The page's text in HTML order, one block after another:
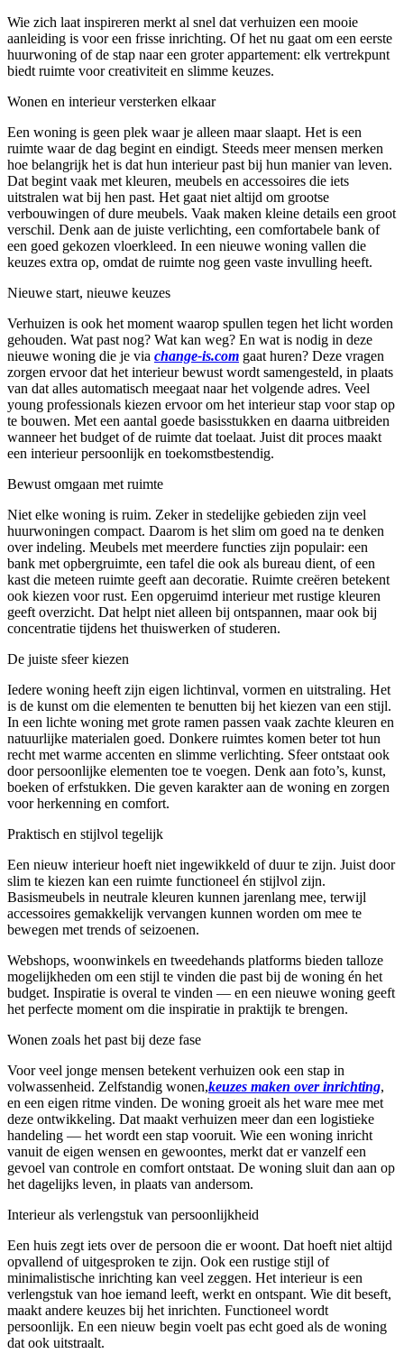
Wie zich laat inspireren merkt al snel dat verhuizen een mooie
aanleiding is voor een frisse inrichting. Of het nu gaat om een eerste
huurwoning of de stap naar een groter appartement: elk vertrekpunt
biedt ruimte voor creativiteit en slimme keuzes.
Wonen en interieur versterken elkaar
Een woning is geen plek waar je alleen maar slaapt. Het is een
ruimte waar de dag begint en eindigt. Steeds meer mensen merken
hoe belangrijk het is dat hun interieur past bij hun manier van leven.
Dat begint vaak met kleuren, meubels en accessoires die iets
uitstralen wat bij hen past. Het gaat niet altijd om grootse
verbouwingen of dure meubels. Vaak maken kleine details een groot
verschil. Denk aan de juiste verlichting, een comfortabele bank of
een goed gekozen vloerkleed. In een nieuwe woning vallen die
keuzes extra op, omdat de ruimte nog geen vaste invulling heeft.
Nieuwe start, nieuwe keuzes
Verhuizen is ook het moment waarop spullen tegen het licht worden
gehouden. Wat past nog? Wat kan weg? En wat is nodig in deze
nieuwe woning die je via change-is.com gaat huren? Deze vragen
zorgen ervoor dat het interieur bewust wordt samengesteld, in plaats
van dat alles automatisch meegaat naar het volgende adres. Veel
young professionals kiezen ervoor om het interieur stap voor stap op
te bouwen. Met een aantal goede basisstukken en daarna uitbreiden
wanneer het budget of de ruimte dat toelaat. Juist dit proces maakt
een interieur persoonlijk en toekomstbestendig.
Bewust omgaan met ruimte
Niet elke woning is ruim. Zeker in stedelijke gebieden zijn veel
huurwoningen compact. Daarom is het slim om goed na te denken
over indeling. Meubels met meerdere functies zijn populair: een
bank met opbergruimte, een tafel die ook als bureau dient, of een
kast die meteen ruimte geeft aan decoratie. Ruimte creëren betekent
ook kiezen voor rust. Een opgeruimd interieur met rustige kleuren
geeft overzicht. Dat helpt niet alleen bij ontspannen, maar ook bij
concentratie tijdens het thuiswerken of studeren.
De juiste sfeer kiezen
Iedere woning heeft zijn eigen lichtinval, vormen en uitstraling. Het
is de kunst om die elementen te benutten bij het kiezen van een stijl.
In een lichte woning met grote ramen passen vaak zachte kleuren en
natuurlijke materialen goed. Donkere ruimtes komen beter tot hun
recht met warme accenten en slimme verlichting. Sfeer ontstaat ook
door persoonlijke elementen toe te voegen. Denk aan foto’s, kunst,
boeken of erfstukken. Die geven karakter aan de woning en zorgen
voor herkenning en comfort.
Praktisch en stijlvol tegelijk
Een nieuw interieur hoeft niet ingewikkeld of duur te zijn. Juist door
slim te kiezen kan een ruimte functioneel én stijlvol zijn.
Basismeubels in neutrale kleuren kunnen jarenlang mee, terwijl
accessoires gemakkelijk vervangen kunnen worden om mee te
bewegen met trends of seizoenen.
Webshops, woonwinkels en tweedehands platforms bieden talloze
mogelijkheden om een stijl te vinden die past bij de woning én het
budget. Inspiratie is overal te vinden — en een nieuwe woning geeft
het perfecte moment om die inspiratie in praktijk te brengen.
Wonen zoals het past bij deze fase
Voor veel jonge mensen betekent verhuizen ook een stap in
volwassenheid. Zelfstandig wonen,keuzes maken over inrichting,
en een eigen ritme vinden. De woning groeit als het ware mee met
deze ontwikkeling. Dat maakt verhuizen meer dan een logistieke
handeling — het wordt een stap vooruit. Wie een woning inricht
vanuit de eigen wensen en gewoontes, merkt dat er vanzelf een
gevoel van controle en comfort ontstaat. De woning sluit dan aan op
het dagelijks leven, in plaats van andersom.
Interieur als verlengstuk van persoonlijkheid
Een huis zegt iets over de persoon die er woont. Dat hoeft niet altijd
opvallend of uitgesproken te zijn. Ook een rustige stijl of
minimalistische inrichting kan veel zeggen. Het interieur is een
verlengstuk van hoe iemand leeft, werkt en ontspant. Wie dit beseft,
maakt andere keuzes bij het inrichten. Functioneel wordt
persoonlijk. En een nieuw begin voelt pas echt goed als de woning
dat ook uitstraalt.